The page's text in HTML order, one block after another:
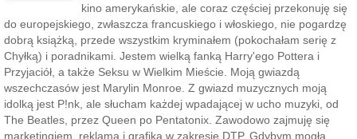
kino amerykańskie, ale coraz częściej przekonuję się
do europejskiego, zwłaszcza francuskiego i włoskiego, nie pogardzę
dobrą książką, przede wszystkim kryminałem (pokochałam serię z
Chyłką) i poradnikami. Jestem wielką fanką Harry'ego Pottera i
Przyjaciół, a także Seksu w Wielkim Mieście. Moją gwiazdą
wszechczasów jest Marylin Monroe. Z gwiazd muzycznych moją
idolką jest P!nk, ale słucham każdej wpadającej w ucho muzyki, od
The Beatles, przez Queen po Pentatonix. Zawodowo zajmuję się
marketingiem, reklamą i grafiką w zakresie DTP. Gdybym mogła